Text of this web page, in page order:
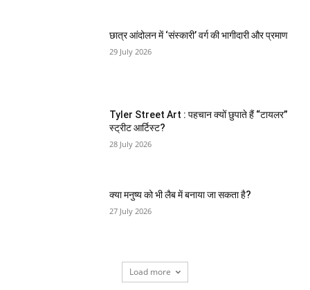
छात्र आंदोलन में ‘संस्कारी’ वर्ग की भागीदारी और प्रमाण
29 July 2026
Tyler Street Art : पहचान क्यों छुपाते हैं “टायलर”
स्ट्रीट आर्टिस्ट?
28 July 2026
क्या मनुष्य को भी लैब में बनाया जा सकता है?
27 July 2026
Load more